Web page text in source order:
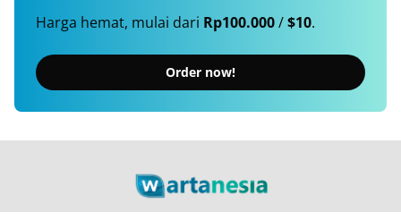
Harga hemat, mulai dari Rp100.000/$10.
Order now!